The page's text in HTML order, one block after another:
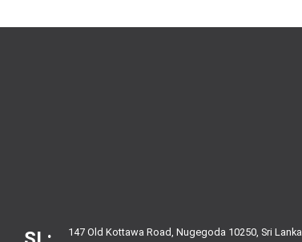
147 Old Kottawa Road, Nugegoda 10250, Sri Lanka